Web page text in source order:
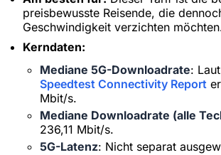
preisbewusste Reisende, die
Geschwindigkeit verzichten
Kerndaten:
Mediane 5G-Downloadrate: Laut
Speedtest Connectivity Report
Mbit/s.
Mediane Downloadrate (alle
236,11 Mbit/s.
5G-Latenz: Nicht separat
Zeitlich begrenztes
web20